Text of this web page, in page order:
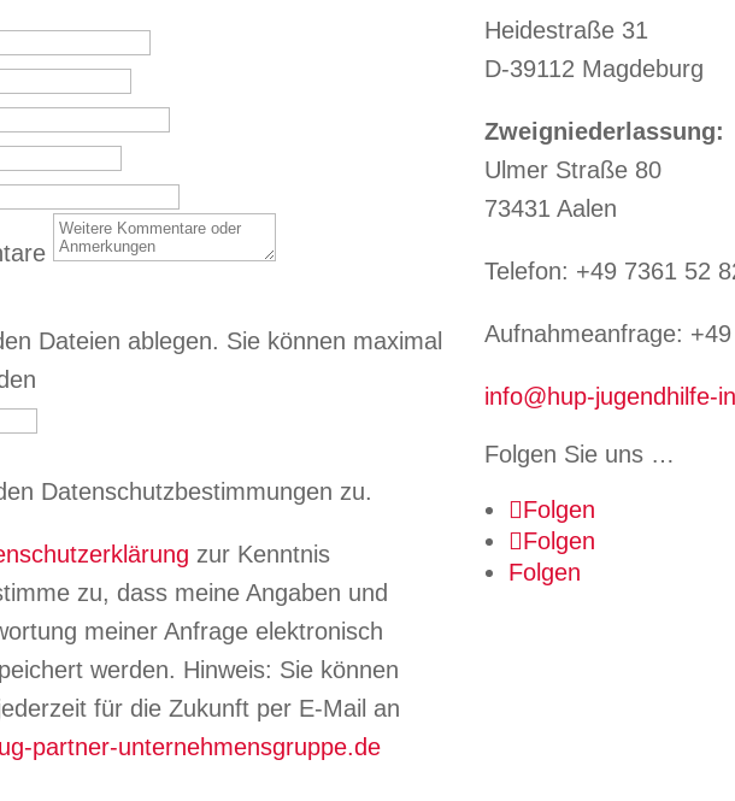
Dateien ablegen. Sie können maximal
Datenschutzbestimmungen zu.
zur Kenntnis
zu, dass meine Angaben und
meiner Anfrage elektronisch
werden. Hinweis: Sie können
für die Zukunft per E-Mail an
partner-unternehmensgruppe.de
Heidestraße 31
D-39112 Magdeburg
Zweigniederlassung:
Ulmer Straße 80
73431 Aalen
Telefon: +49 7361 52
Aufnahmeanfrage:
info@hup-jugendhilfe-
Folgen Sie uns …
Folgen
Folgen
Folgen